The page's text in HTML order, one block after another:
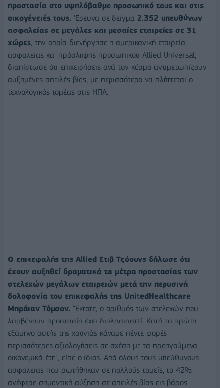
προστασία στο υψηλόβαθμο προσωπικό τους και στις
οικογένειές τους. 'Ερευνα σε δείγμα 2.352 υπευθύνων
ασφαλείας σε μεγάλες και μεσαίες εταιρείες σε 31
χώρες , την οποία διενήργησε η αμερικανική εταιρεία
ασφαλείας και πρόσληψης προσωπικού Allied Universal,
διαπίστωσε ότι επιχειρήσεις ανά τον κόσμο αντιμετωπίζουν
αυξημένες απειλές βίας, με περισσότερο να πλήττεται ο
τεχνολογικός τομέας στις ΗΠΑ.
Ο επικεφαλής της Allied Στιβ Τζόουνς δήλωσε ότι
έχουν αυξηθεί δραματικά τα μέτρα προστασίας των
στελεχών μεγάλων εταιρειών μετά την περυσινή
δολοφονία του επικεφαλής της UnitedHealthcare
Μπράιαν Τόμσον. "Έκτοτε, ο αριθμός των στελεχών που
λαμβάνουν προστασία έχει διπλασιαστεί. Κατά το πρώτο
εξάμηνο αυτής της χρονιάς κάναμε πέντε φορές
περισσότερες αξιολογήσεις σε σχέση με τα προηγούμενα
οικονομικά έτη", είπε ο ίδιος. Από όλους τους υπεύθυνους
ασφαλείας που ρωτήθηκαν σε πολλούς τομείς, το 42%
ανέφερε σημαντική αύξηση σε απειλές βίας εις βάρος